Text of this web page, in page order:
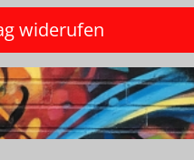
widerufen